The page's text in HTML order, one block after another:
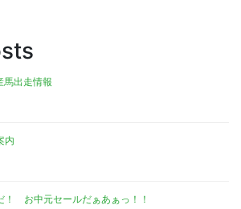
馬出走情報
内
お中元セールだぁあぁっ！！